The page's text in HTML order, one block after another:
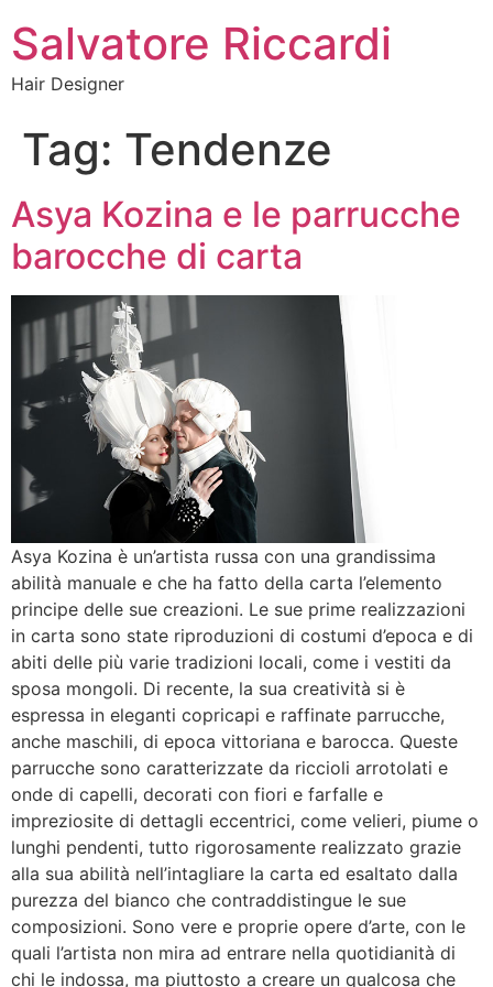
Salvatore Riccardi
Hair Designer
Tag: Tendenze
Asya Kozina e le parrucche
barocche di carta
Asya Kozina è un’artista russa con una grandissima
abilità manuale e che ha fatto della carta l’elemento
principe delle sue creazioni. Le sue prime realizzazioni
in carta sono state riproduzioni di costumi d’epoca e di
abiti delle più varie tradizioni locali, come i vestiti da
sposa mongoli. Di recente, la sua creatività si è
espressa in eleganti copricapi e raffinate parrucche,
anche maschili, di epoca vittoriana e barocca. Queste
parrucche sono caratterizzate da riccioli arrotolati e
onde di capelli, decorati con fiori e farfalle e
impreziosite di dettagli eccentrici, come velieri, piume o
lunghi pendenti, tutto rigorosamente realizzato grazie
alla sua abilità nell’intagliare la carta ed esaltato dalla
purezza del bianco che contraddistingue le sue
composizioni. Sono vere e proprie opere d’arte, con le
quali l’artista non mira ad entrare nella quotidianità di
chi le indossa, ma piuttosto a creare un qualcosa che